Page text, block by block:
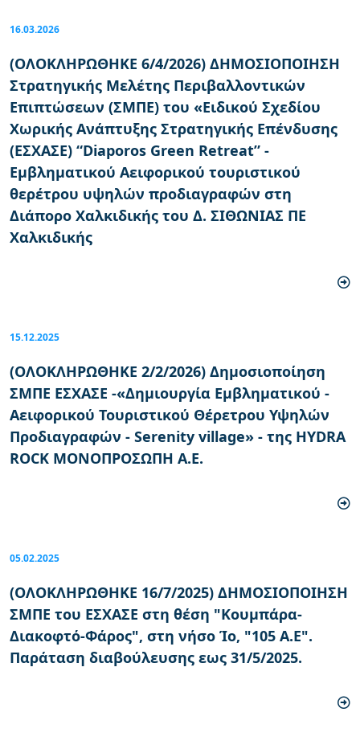
16.03.2026
(ΟΛΟΚΛΗΡΩΘΗΚΕ 6/4/2026) ΔΗΜΟΣΙΟΠΟΙΗΣΗ
Στρατηγικής Μελέτης Περιβαλλοντικών
Επιπτώσεων (ΣΜΠΕ) του «Ειδικού Σχεδίου
Χωρικής Ανάπτυξης Στρατηγικής Επένδυσης
(ΕΣΧΑΣΕ) “Diaporos Green Retreat” -
Εμβληματικού Αειφορικού τουριστικού
θερέτρου υψηλών προδιαγραφών στη
Διάπορο Χαλκιδικής του Δ. ΣΙΘΩΝΙΑΣ ΠΕ
Χαλκιδικής
15.12.2025
(ΟΛΟΚΛΗΡΩΘΗΚΕ 2/2/2026) Δημοσιοποίηση
ΣΜΠΕ ΕΣΧΑΣΕ -«Δημιουργία Εμβληματικού -
Αειφορικού Τουριστικού Θέρετρου Υψηλών
Προδιαγραφών - Serenity village» - της HYDRA
ROCK ΜΟΝΟΠΡΟΣΩΠΗ Α.Ε.
05.02.2025
(ΟΛΟΚΛΗΡΩΘΗΚΕ 16/7/2025) ΔΗΜΟΣΙΟΠΟΙΗΣΗ
ΣΜΠΕ του ΕΣΧΑΣΕ στη θέση "Κουμπάρα-
Διακοφτό-Φάρος", στη νήσο Ίο, "105 Α.Ε".
Παράταση διαβούλευσης εως 31/5/2025.